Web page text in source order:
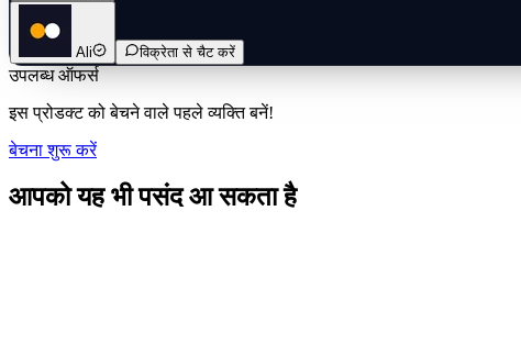
Ali विक्रेता से चैट करें
उपलब्ध ऑफर्स
इस प्रोडक्ट को बेचने वाले पहले व्यक्ति बनें!
बेचना शुरू करें
आपको यह भी पसंद आ सकता है